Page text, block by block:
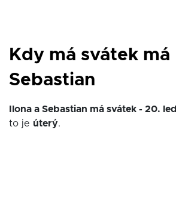
Kdy má svátek má
Sebastian
Ilona a Sebastian má svátek - 20.
to je úterý.